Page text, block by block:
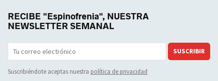
RECIBE "Espinofrenia", NUESTRA
NEWSLETTER SEMANAL
SUSCRIBIR
Suscribiéndote aceptas nuestra política de privacidad